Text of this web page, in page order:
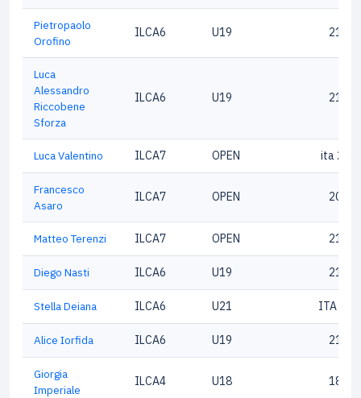
Pietropaolo
Orofino
ILCA6 U19
Luca
Alessandro
Riccobene
Sforza
ILCA6 U19
Luca Valentino ILCA7 OPEN ita
Francesco
Asaro
ILCA7 OPEN
Matteo Terenzi ILCA7 OPEN
Diego Nasti ILCA6 U19
Stella Deiana ILCA6 U21 ITA
Alice Iorfida ILCA6 U19
Giorgia
Imperiale
ILCA4 U18